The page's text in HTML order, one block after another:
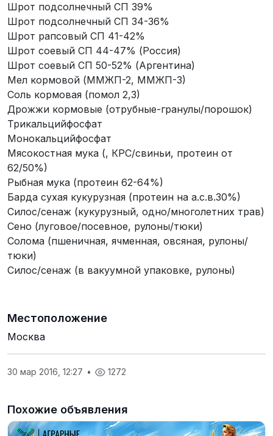
Шрот подсолнечный СП 39%
Шрот подсолнечный СП 34-36%
Шрот рапсовый СП 41-42%
Шрот соевый СП 44-47% (Россия)
Шрот соевый СП 50-52% (Аргентина)
Мел кормовой (ММЖП-2, ММЖП-3)
Соль кормовая (помол 2,3)
Дрожжи кормовые (отрубные-гранулы/порошок)
Трикальцийфосфат
Монокальцийфосфат
Мясокостная мука (, КРС/свиньи, протеин от
62/50%)
Рыбная мука (протеин 62-64%)
Барда сухая кукурузная (протеин на а.с.в.30%)
Силос/сенаж (кукурузный, одно/многолетних трав)
Сено (луговое/посевное, рулоны/тюки)
Солома (пшеничная, ячменная, овсяная, рулоны/
тюки)
Силос/сенаж (в вакуумной упаковке, рулоны)
Местоположение
Москва
30 мар 2016, 12:27 • 1272
Похожие объявления